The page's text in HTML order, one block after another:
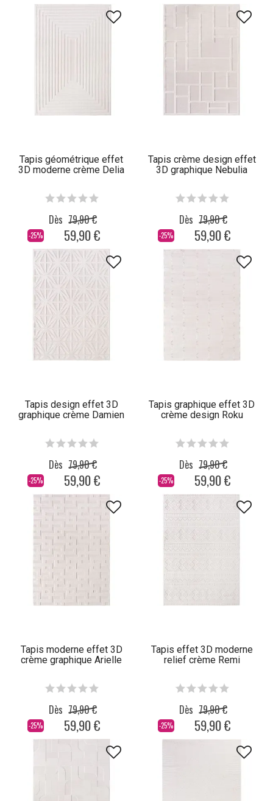
Tapis géométrique effet
3D moderne crème Delia
-25%
Dès 79,90 €
59,90 €
Tapis crème design effet
3D graphique Nebulia
-25%
Dès 79,90 €
59,90 €
Tapis design effet 3D
graphique crème Damien
-25%
Dès 79,90 €
59,90 €
Tapis graphique effet 3D
crème design Roku
-25%
Dès 79,90 €
59,90 €
Tapis moderne effet 3D
crème graphique Arielle
-25%
Dès 79,90 €
59,90 €
Tapis effet 3D moderne
relief crème Remi
-25%
Dès 79,90 €
59,90 €